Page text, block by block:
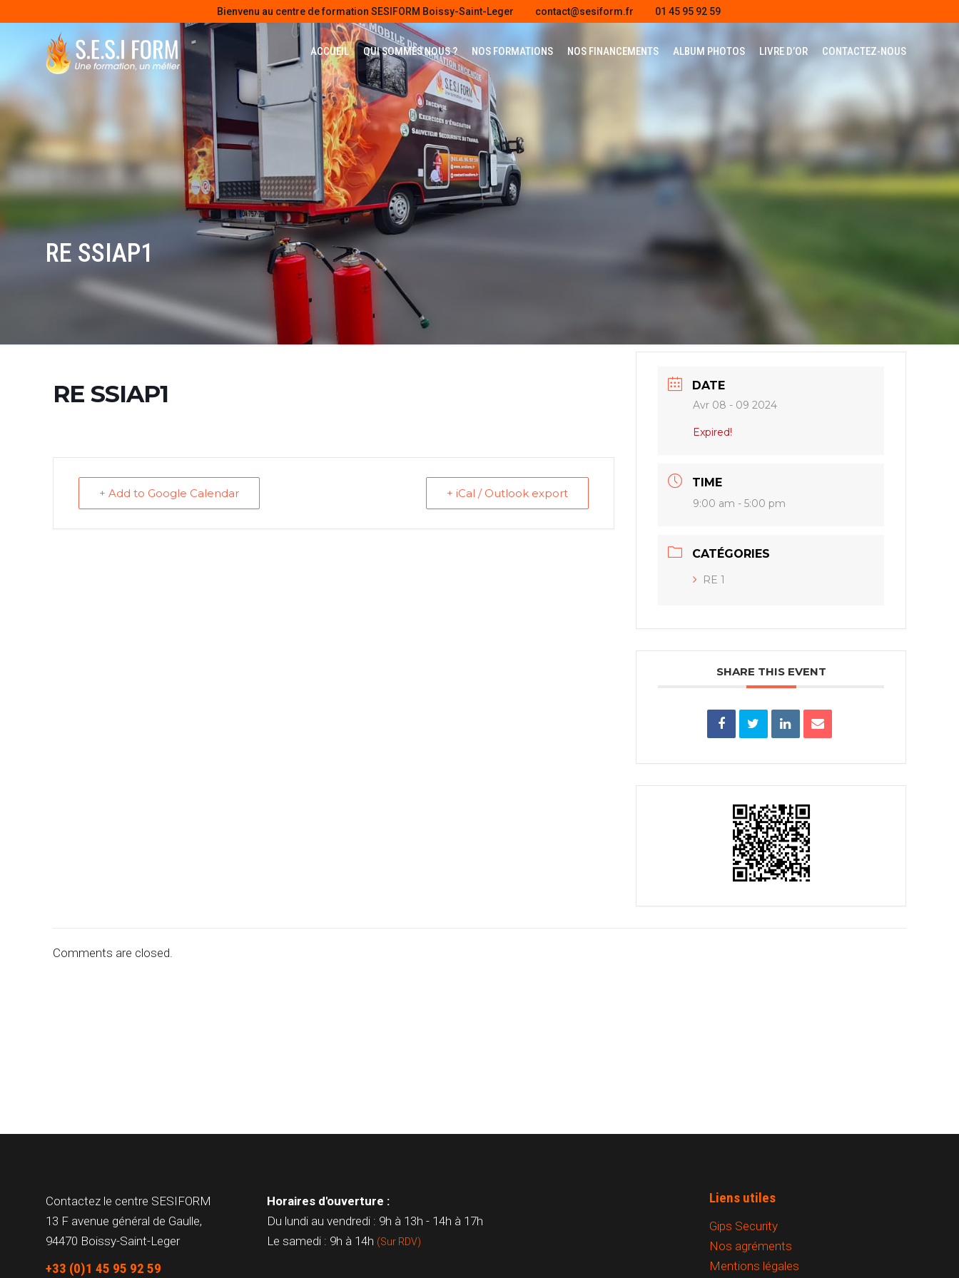
Bienvenu au centre de formation SESIFORM Boissy-Saint-Leger contact@sesiform.fr 01 45 95 92 59
ACCUEIL QUI SOMMES NOUS ? NOS FORMATIONS NOS FINANCEMENTS ALBUM PHOTOS LIVRE D’OR CONTACTEZ-NOUS
RE SSIAP1
RE SSIAP1
+ Add to Google Calendar + iCal / Outlook export
DATE
Avr 08 - 09 2024
Expired!
TIME
9:00 am - 5:00 pm
CATÉGORIES
RE 1
SHARE THIS EVENT
Comments are closed.
Contactez le centre SESIFORM
13 F avenue général de Gaulle,
94470 Boissy-Saint-Leger
+33 (0)1 45 95 92 59
Horaires d'ouverture :
Du lundi au vendredi : 9h à 13h - 14h à 17h
Le samedi : 9h à 14h (Sur RDV)
Liens utiles
Gips Security
Nos agréments
Mentions légales